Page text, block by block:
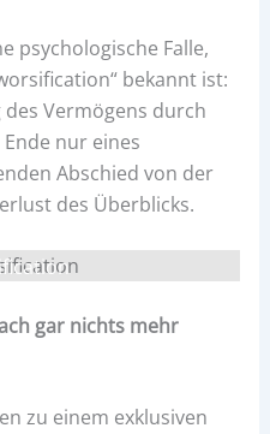
psychologische Falle,
bekannt ist:
Vermögens durch
nur eines
Abschied von der
des Überblicks.
gar nichts mehr
zu einem exklusiven